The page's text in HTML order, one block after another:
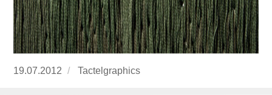
Publicado
19.07.2012 https://www.experimenta.es/author/
Tactelgraphics